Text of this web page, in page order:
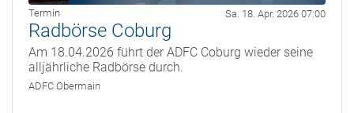
Termin Sa. 18. Apr. 2026 07:00
Radbörse Coburg
Am 18.04.2026 führt der ADFC Coburg wieder seine
alljährliche Radbörse durch.
ADFC Obermain